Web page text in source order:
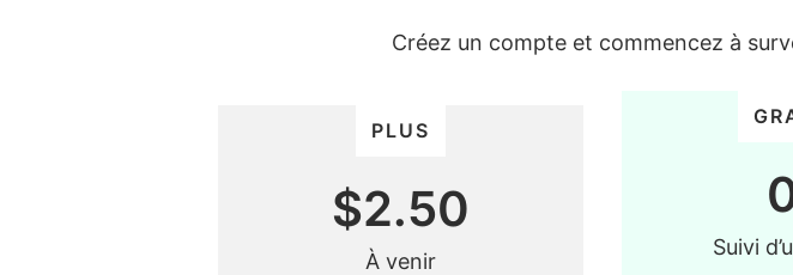
Créez un compte et commencez à
PLUS
$2.50
À venir
Suivi